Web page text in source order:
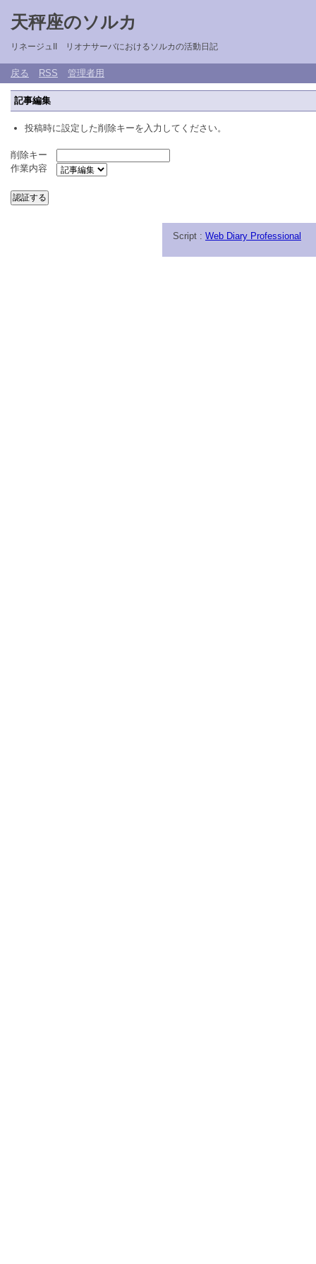
天秤座のソルカ
リネージュII リオナサーバにおけるソルカの活動日記
戻る RSS 管理者用
記事編集
投稿時に設定した削除キーを入力してください。
削除キー
作業内容
Script : Web Diary Professional